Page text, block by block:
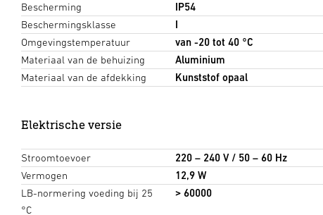
Bescherming
IP54
Beschermingsklasse
I
Omgevingstemperatuur
van -20 tot 40 °C
Materiaal van de behuizing
Aluminium
Materiaal van de afdekking
Kunststof opaal
Elektrische versie
Stroomtoevoer
220 – 240 V / 50 – 60 Hz
Vermogen
12,9 W
LB-normering voeding bij 25
°C
> 60000